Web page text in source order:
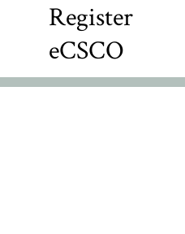
Register
eCSCO